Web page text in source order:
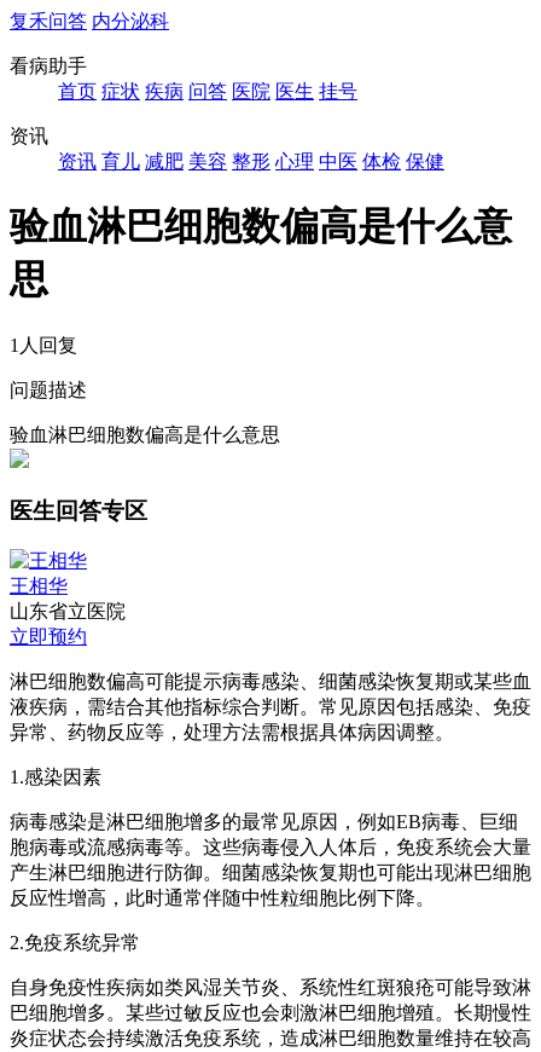
复禾问答 内分泌科
看病助手
首页 症状 疾病 问答 医院 医生 挂号
资讯
资讯 育儿 减肥 美容 整形 心理 中医 体检 保健
验血淋巴细胞数偏高是什么意
思
1人回复
问题描述
验血淋巴细胞数偏高是什么意思
医生回答专区
王相华
山东省立医院
立即预约
淋巴细胞数偏高可能提示病毒感染、细菌感染恢复期或某些血
液疾病，需结合其他指标综合判断。常见原因包括感染、免疫
异常、药物反应等，处理方法需根据具体病因调整。
1.感染因素
病毒感染是淋巴细胞增多的最常见原因，例如EB病毒、巨细
胞病毒或流感病毒等。这些病毒侵入人体后，免疫系统会大量
产生淋巴细胞进行防御。细菌感染恢复期也可能出现淋巴细胞
反应性增高，此时通常伴随中性粒细胞比例下降。
2.免疫系统异常
自身免疫性疾病如类风湿关节炎、系统性红斑狼疮可能导致淋
巴细胞增多。某些过敏反应也会刺激淋巴细胞增殖。长期慢性
炎症状态会持续激活免疫系统，造成淋巴细胞数量维持在较高